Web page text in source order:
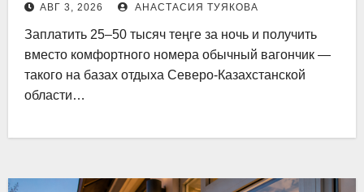
АВГ 3, 2026 АНАСТАСИЯ ТУЯКОВА
Заплатить 25–50 тысяч теңге за ночь и получить
вместо комфортного номера обычный вагончик —
такого на базах отдыха Северо-Казахстанской
области…